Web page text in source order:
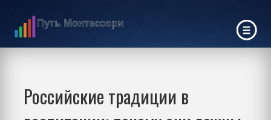
Российские традиции в